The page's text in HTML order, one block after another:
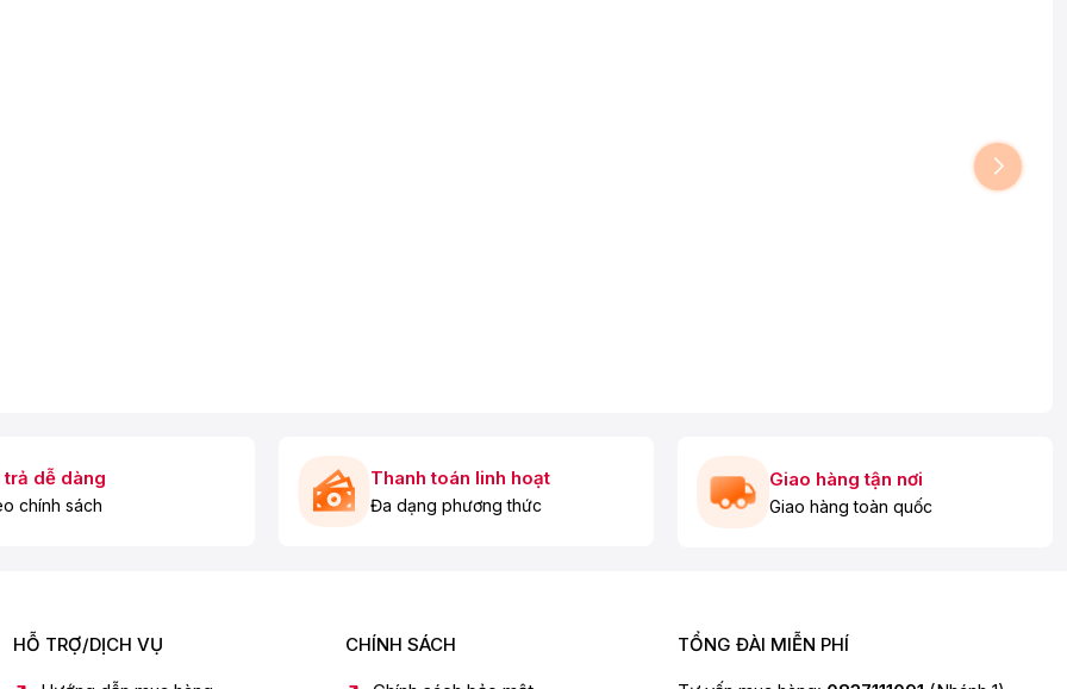
dễ dàng
chính sách
Thanh toán linh hoạt
Đa dạng phương thức
Giao hàng tận nơi
Giao hàng toàn quốc
HỖ TRỢ/DỊCH VỤ CHÍNH SÁCH TỔNG ĐÀI MIỄN PHÍ